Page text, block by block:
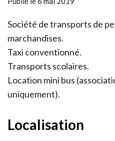
Société de transports de
marchandises.
Taxi conventionné.
Transports scolaires.
Location mini bus
uniquement).
Localisation